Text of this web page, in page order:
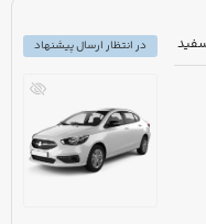
در انتظار ارسال پیشنهاد